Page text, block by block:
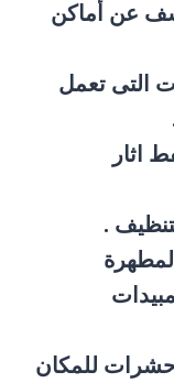
عن أماكن
التى تعمل
اثار
.
للمكان